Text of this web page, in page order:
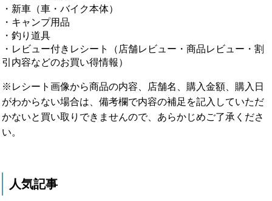
・新車（車・バイク本体）
・キャンプ用品
・釣り道具
・レビュー付きレシート（店舗レビュー・商品レビュー・割
引内容などのお買い得情報）
※レシート画像から商品の内容、店舗名、購入金額、購入日
がわからない場合は、備考欄で内容の補足を記入していただ
かないと買い取りできませんので、あらかじめご了承くださ
い。
人気記事